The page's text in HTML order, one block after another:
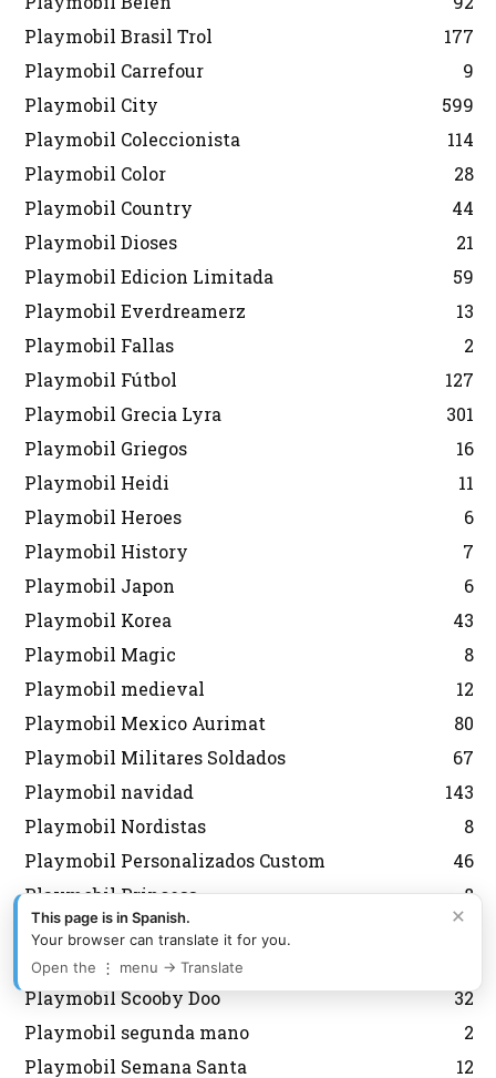
Playmobil Brasil Trol
177
Playmobil Carrefour
9
Playmobil City
599
Playmobil Coleccionista
114
Playmobil Color
28
Playmobil Country
44
Playmobil Dioses
21
Playmobil Edicion Limitada
59
Playmobil Everdreamerz
13
Playmobil Fallas
2
Playmobil Fútbol
127
Playmobil Grecia Lyra
301
Playmobil Griegos
16
Playmobil Heidi
11
Playmobil Heroes
6
Playmobil History
7
Playmobil Japon
6
Playmobil Korea
43
Playmobil Magic
8
Playmobil medieval
12
Playmobil Mexico Aurimat
80
Playmobil Militares Soldados
67
Playmobil navidad
143
Playmobil Nordistas
8
Playmobil Personalizados Custom
46
Playmobil Princess
8
Playmobil Promocionales
132
Playmobil regreso al futuro
Playmobil Scooby Doo
32
Playmobil segunda mano
2
Playmobil Semana Santa
12
×
This page is in Spanish.
Your browser can translate it for you.
Open the ⋮ menu → Translate